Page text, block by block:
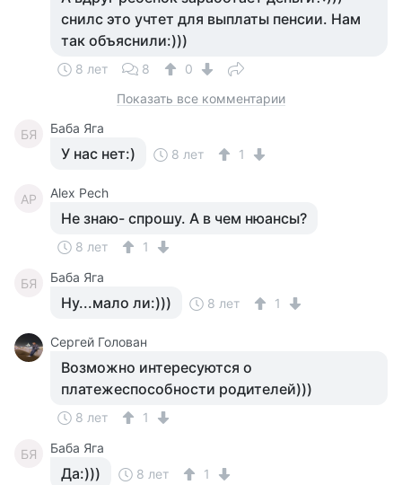
снилс это учтет для выплаты пенсии. Нам
так объяснили:)))
8 лет 8
0
Показать все комментарии
БЯ Баба Яга
У нас нет:) 8 лет 1
AP Alex Pech
Не знаю- спрошу. А в чем нюансы?
8 лет 1
БЯ Баба Яга
Ну...мало ли:))) 8 лет 1
Сергей Голован
Возможно интересуются о
платежеспособности родителей)))
8 лет 1
БЯ Баба Яга
Да:))) 8 лет 1